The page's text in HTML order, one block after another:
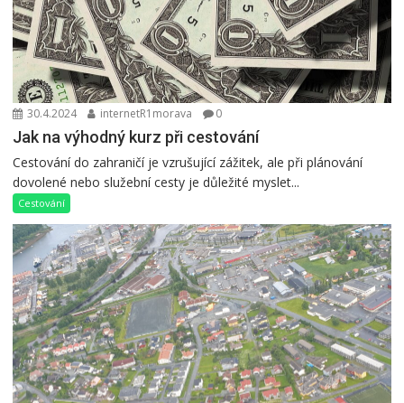
30.4.2024 internetR1morava 0
Jak na výhodný kurz při cestování
Cestování do zahraničí je vzrušující zážitek, ale při plánování
dovolené nebo služební cesty je důležité myslet...
Cestování